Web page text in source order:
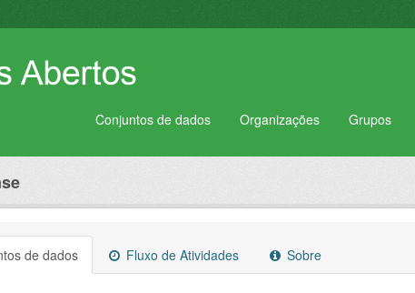
Conjuntos de dados Organizações Grupos
de dados Fluxo de Atividades Sobre